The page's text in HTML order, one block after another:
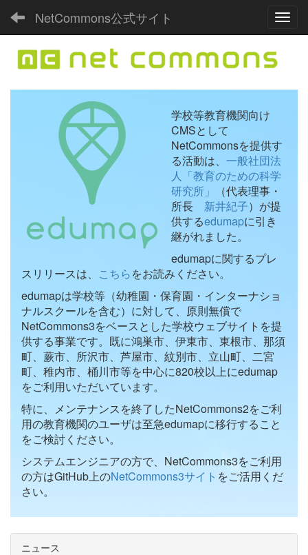
NetCommons公式サイト
学校等教育機関向け
CMSとして
NetCommonsを提供す
る活動は、 一般社団法
人「教育のための科学
研究所」
（代表理事・
所長 新井紀子）が提
供するedumapに引き
継がれました。
edumapに関するプレ
スリリースは、 こちらをお読みください。
edumapは学校等（幼稚園・保育園・インターナショ
ナルスクールを含む）に対して、原則無償で
NetCommons3をベースとした学校ウェブサイトを提
供する事業です。既に鴻巣市、伊東市、東根市、那須
町、蕨市、所沢市、芦屋市、紋別市、立山町、二宮
町、稚内市、桶川市等を中心に820校以上にedumap
をご利用いただいています。
特に、メンテナンスを終了したNetCommons2をご利
用の教育機関のユーザは至急edumapに移行すること
をご検討ください。
システムエンジニアの方で、NetCommons3をご利用
の方はGitHub上のNetCommons3サイト をご活用くだ
さい。
ニュース